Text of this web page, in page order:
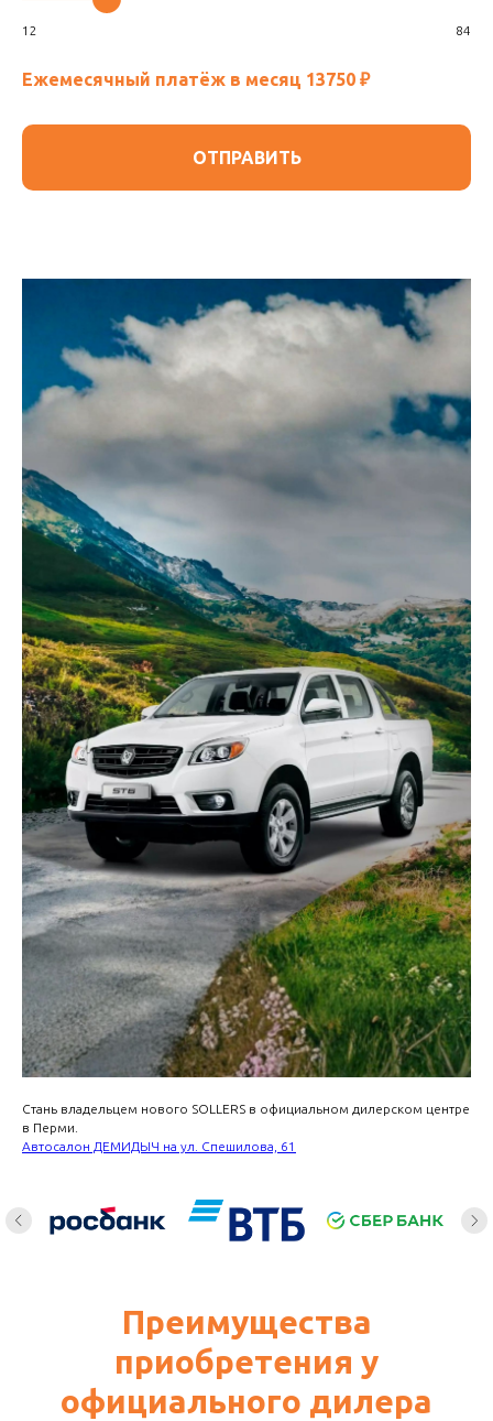
12 84
Ежемесячный платёж в месяц 13750 ₽
ОТПРАВИТЬ
Стань владельцем нового SOLLERS в официальном дилерском центре
в Перми.
Автосалон ДЕМИДЫЧ на ул. Спешилова, 61
Преимущества
приобретения у
официального дилера